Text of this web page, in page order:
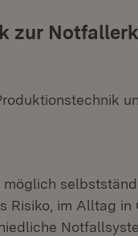
zur
im Alltag in